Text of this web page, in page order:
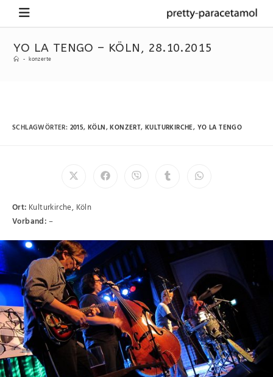
YO LA TENGO – KÖLN, 28.10.2015
- konzerte
SCHLAGWÖRTER: 2015, KÖLN,KONZERT, KULTURKIRCHE, YO LA TENGO
Ort: Kulturkirche, Köln
Vorband:–